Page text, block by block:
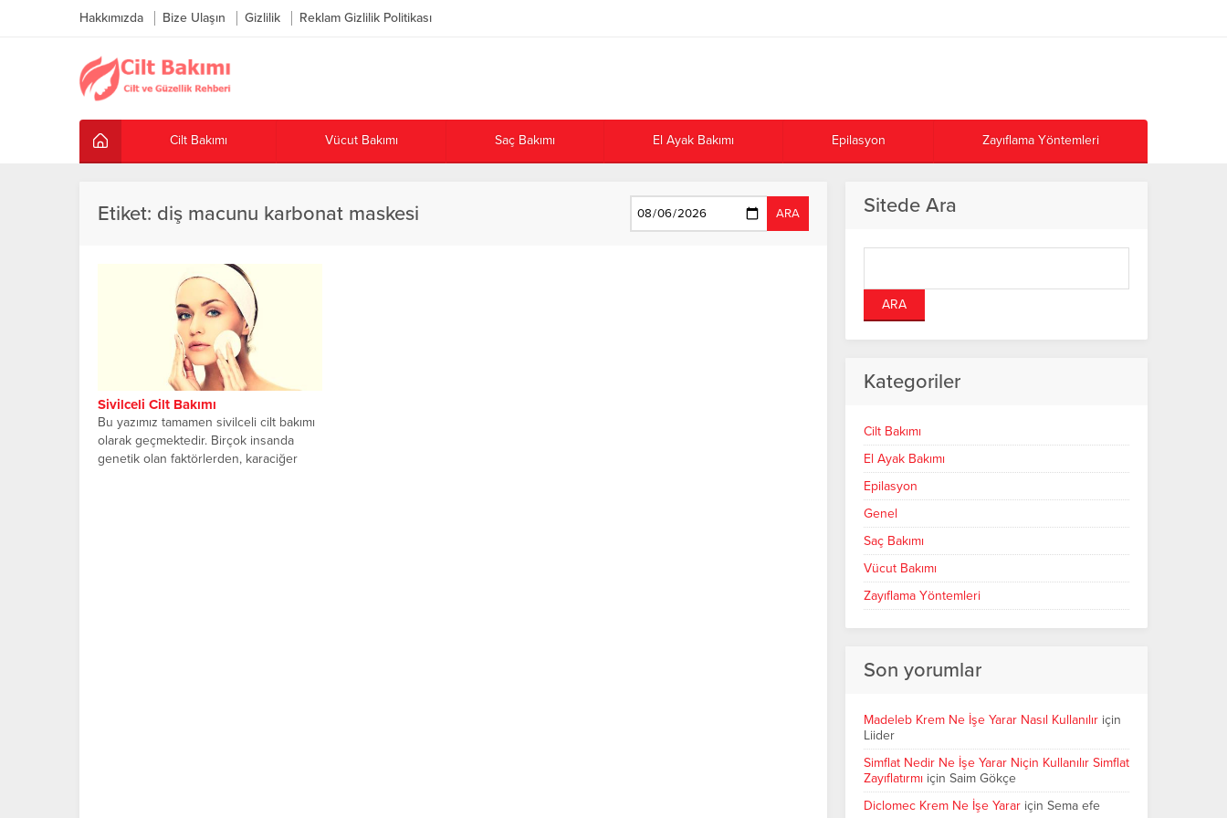
Hakkımızda Bize Ulaşın Gizlilik Reklam Gizlilik Politikası
Cilt Bakımı Vücut Bakımı Saç Bakımı El Ayak Bakımı Epilasyon Zayıflama Yöntemleri
Sitede Ara
Kategoriler
Cilt Bakımı
El Ayak Bakımı
Epilasyon
Genel
Saç Bakımı
Vücut Bakımı
Zayıflama Yöntemleri
Son yorumlar
Madeleb Krem Ne İşe Yarar Nasıl Kullanılır için
Liider
Simflat Nedir Ne İşe Yarar Niçin Kullanılır Simflat
Zayıflatırmı için Saim Gökçe
Diclomec Krem Ne İşe Yarar için Sema efe
Etiket: diş macunu karbonat maskesi ARA
Sivilceli Cilt Bakımı
Bu yazımız tamamen sivilceli cilt bakımı
olarak geçmektedir. Birçok insanda
genetik olan faktörlerden, karaciğer